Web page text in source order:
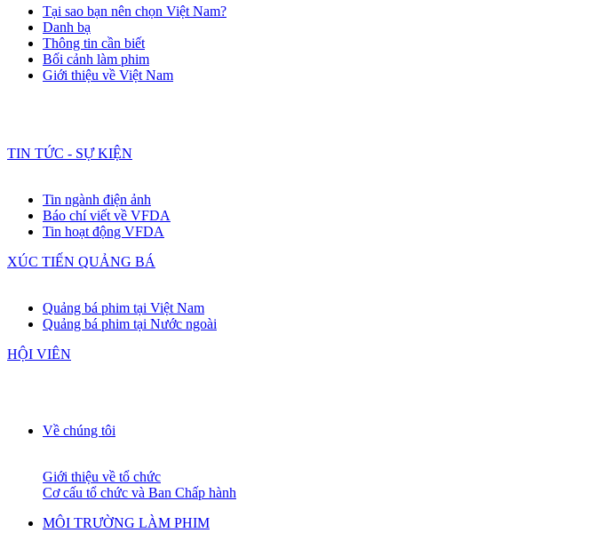
Tại sao bạn nên chọn Việt Nam?
Danh bạ
Thông tin cần biết
Bối cảnh làm phim
Giới thiệu về Việt Nam
TIN TỨC - SỰ KIỆN
Tin ngành điện ảnh
Báo chí viết về VFDA
Tin hoạt động VFDA
XÚC TIẾN QUẢNG BÁ
Quảng bá phim tại Việt Nam
Quảng bá phim tại Nước ngoài
HỘI VIÊN
Về chúng tôi
Giới thiệu về tổ chức
Cơ cấu tổ chức và Ban Chấp hành
MÔI TRƯỜNG LÀM PHIM